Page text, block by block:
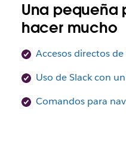
Una pequeña
hacer mucho
Accesos directos
Uso de Slack con
Comandos para